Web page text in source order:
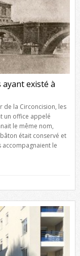
existé à
de la Circoncision, les
un office appelé
le même nom,
était conservé et
accompagnaient le